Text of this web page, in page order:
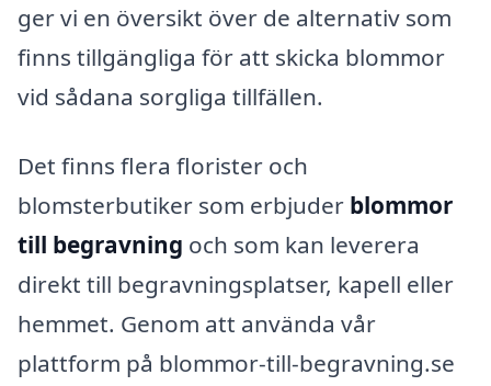
ger vi en översikt över de alternativ som
finns tillgängliga för att skicka blommor
vid sådana sorgliga tillfällen.
Det finns flera florister och
blomsterbutiker som erbjuder blommor
till begravning och som kan leverera
direkt till begravningsplatser, kapell eller
hemmet. Genom att använda vår
plattform på blommor-till-begravning.se